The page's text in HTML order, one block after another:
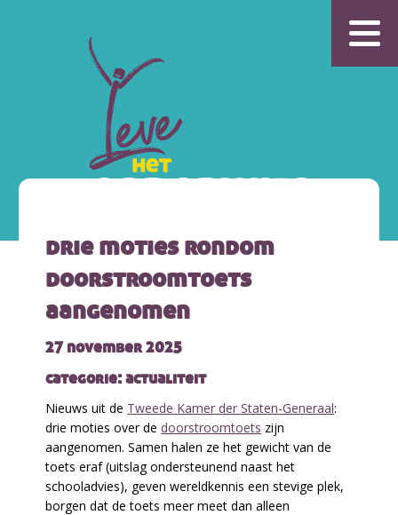
drie moties rondom
doorstroomtoets
aangenomen
27 november 2025
categorie: actualiteit
Nieuws uit de Tweede Kamer der Staten-Generaal:
drie moties over de doorstroomtoets zijn
aangenomen. Samen halen ze het gewicht van de
toets eraf (uitslag ondersteunend naast het
schooladvies), geven wereldkennis een stevige plek,
borgen dat de toets meer meet dan alleen